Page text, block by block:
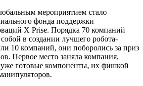
мероприятием стало
фонда поддержки
X Prise. Порядка 70 компаний
в создании лучшего робота-
10 компаний, они поборолись за приз
Первое место заняла компания,
уже готовые компоненты, их фишкой